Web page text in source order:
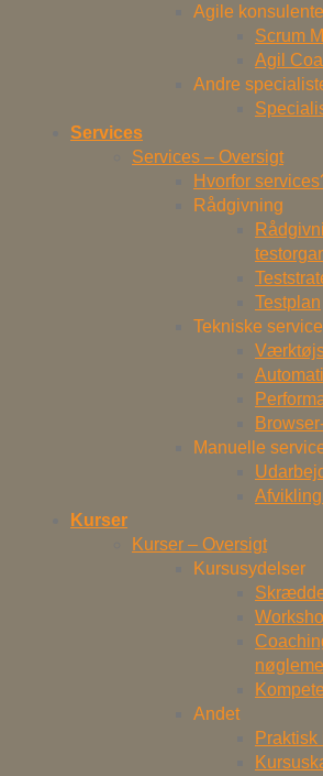
Agile
Scrum
Agil
Andre
Services
Services – Oversigt
Hvorfor
Rådgivning
Testplan
Tekniske
Manuelle
Kurser
Kurser – Oversigt
Kursusydelser
Andet
Praktisk